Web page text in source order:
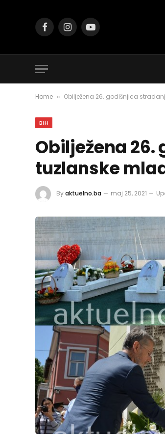
FacebookInstagramYouTube
Home » Obilježena 26. godišnjica
BIH
Obilježena
tuzlanske
Byaktuelno.ba maj 25, 2021